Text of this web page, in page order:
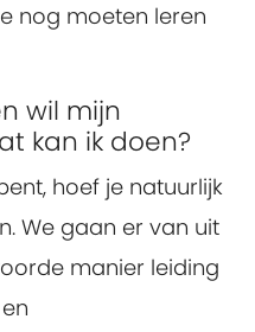
nog moeten leren
wil mijn
kan ik doen?
hoef je natuurlijk
We gaan er van uit
manier leiding